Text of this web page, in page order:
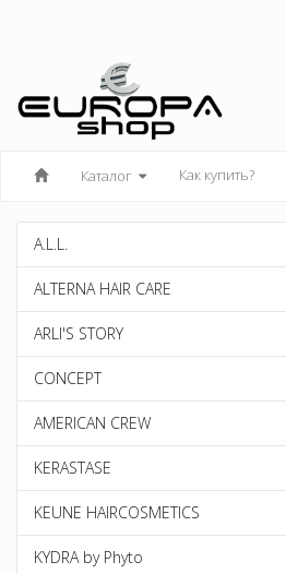
Каталог Как купить?
A.L.L.
ALTERNA HAIR CARE
ARLI'S STORY
CONCEPT
AMERICAN CREW
KERASTASE
KEUNE HAIRCOSMETICS
KYDRA by Phyto